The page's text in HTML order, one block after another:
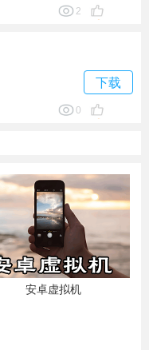
2
下载
0
安卓虚拟机